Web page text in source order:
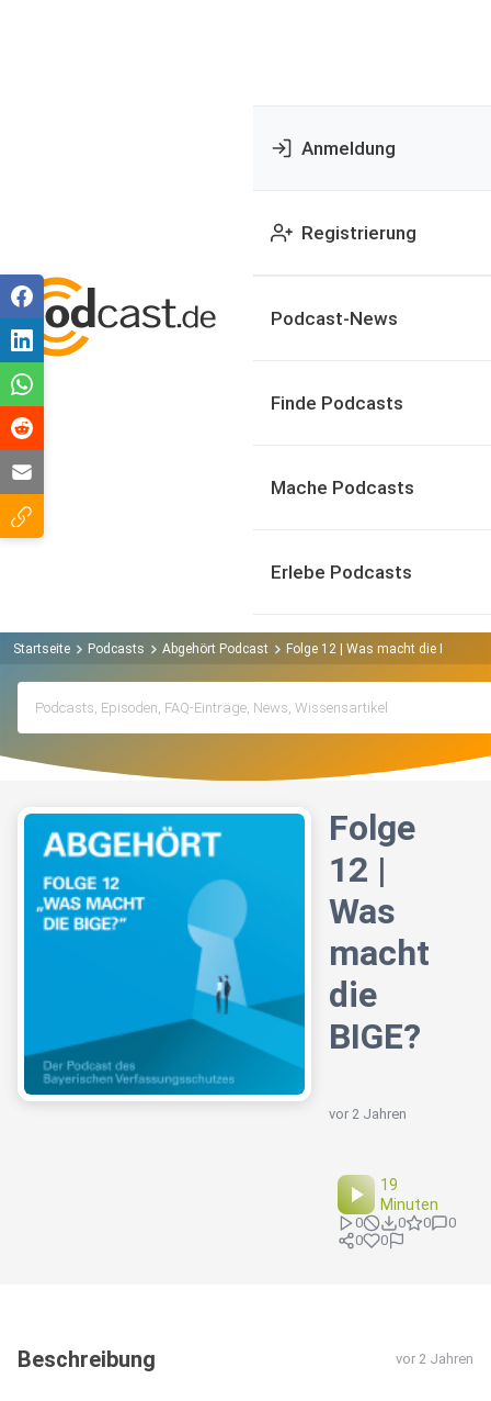
Anmeldung
Registrierung
Podcast-News
Finde Podcasts
Mache Podcasts
Erlebe Podcasts
Startseite Podcasts Abgehört Podcast Folge 12 | Was macht die BIGE?
Folge
12 |
Was
macht
die
BIGE?
vor 2 Jahren
19
Minuten
0 0 0
0
0
0
Beschreibung vor 2 Jahren